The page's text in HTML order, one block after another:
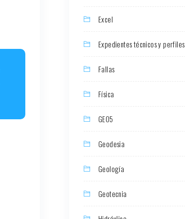
Excel
Expedientes técnicos y perfiles
Fallas
Física
GEO5
Geodesia
Geología
Geotecnia